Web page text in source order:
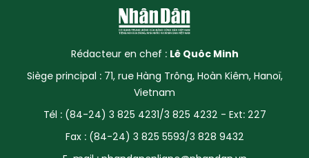
Rédacteur en chef : Lê Quôc Minh
Siège principal : 71, rue Hàng Trông, Hoàn Kiêm, Hanoï,
Vietnam
Tél : (84-24) 3 825 4231/3 825 4232 - Ext: 227
Fax : (84-24) 3 825 5593/3 828 9432